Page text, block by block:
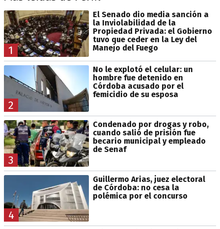
1
El Senado dio media sanción a
la Inviolabilidad de la
Propiedad Privada: el Gobierno
tuvo que ceder en la Ley del
Manejo del Fuego
2
No le explotó el celular: un
hombre fue detenido en
Córdoba acusado por el
femicidio de su esposa
3
Condenado por drogas y robo,
cuando salió de prisión fue
becario municipal y empleado
de Senaf
4
Guillermo Arias, juez electoral
de Córdoba: no cesa la
polémica por el concurso